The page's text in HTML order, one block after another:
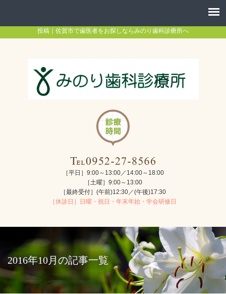
投稿｜佐賀市で歯医者をお探しならみのり歯科診療所へ
［平日］9:00～13:00／14:00～18:00
［土曜］9:00～13:00
［最終受付］(午前)12:30／(午後)17:30
［休診日］日曜・祝日・年末年始・学会研修日
2016年10月の記事一覧